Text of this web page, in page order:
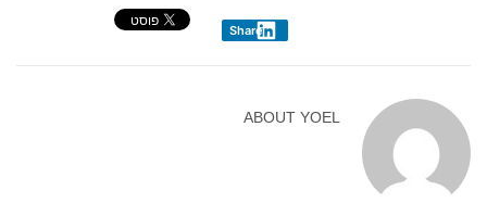
Share
ABOUT YOEL